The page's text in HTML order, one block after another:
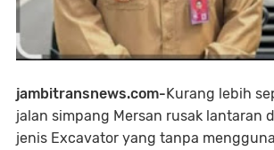
jambitransnews.com-Kurang lebih
jalan simpang Mersan rusak lantaran
jenis Excavator yang tanpa